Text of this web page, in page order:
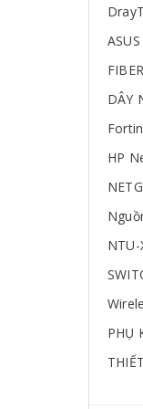
DÂY
HP
NTU-
PHỤ